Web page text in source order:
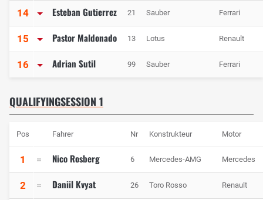
14 Esteban Gutierrez 21 Sauber Ferrari
15 Pastor Maldonado 13 Lotus Renault
16 Adrian Sutil 99 Sauber Ferrari
QUALIFYINGSESSION 1
Pos Fahrer Nr Konstrukteur Motor
1 Nico Rosberg 6 Mercedes-AMG Mercedes
2 Daniil Kvyat 26 Toro Rosso Renault